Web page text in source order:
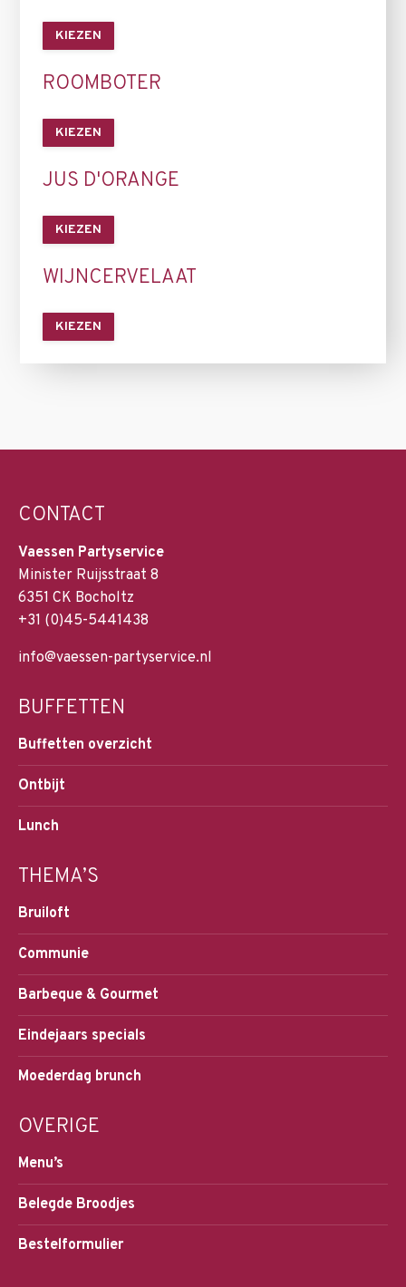
KIEZEN
ROOMBOTER
KIEZEN
JUS D'ORANGE
KIEZEN
WIJNCERVELAAT
KIEZEN
CONTACT
Vaessen Partyservice
Minister Ruijsstraat 8
6351 CK Bocholtz
+31 (0)45-5441438
info@vaessen-partyservice.nl
BUFFETTEN
Buffetten overzicht
Ontbijt
Lunch
THEMA’S
Bruiloft
Communie
Barbeque & Gourmet
Eindejaars specials
Moederdag brunch
OVERIGE
Menu’s
Belegde Broodjes
Bestelformulier